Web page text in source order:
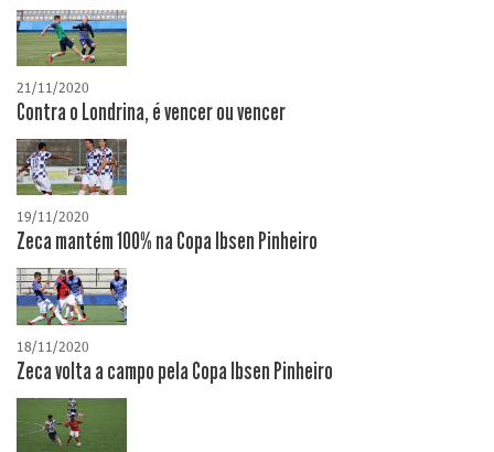
21/11/2020
Contra o Londrina, é vencer ou vencer
19/11/2020
Zeca mantém 100% na Copa Ibsen Pinheiro
18/11/2020
Zeca volta a campo pela Copa Ibsen Pinheiro